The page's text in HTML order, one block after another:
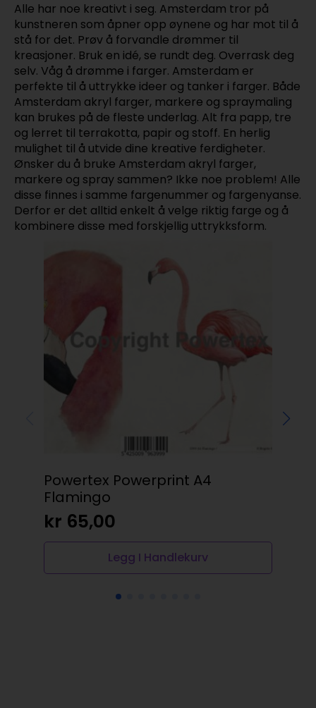
Alle har noe kreativt i seg. Amsterdam tror på
kunstneren som åpner opp øynene og har mot til å
stå for det. Prøv å forvandle drømmer til
kreasjoner. Bruk en idé, se rundt deg. Overrask deg
selv. Våg å drømme i farger. Amsterdam er
perfekte til å uttrykke ideer og tanker i farger. Både
Amsterdam akryl farger, markere og spraymaling
kan brukes på de fleste underlag. Alt fra papp, tre
og lerret til terrakotta, papir og stoff. En herlig
mulighet til å utvide dine kreative ferdigheter.
Ønsker du å bruke Amsterdam akryl farger,
markere og spray sammen? Ikke noe problem! Alle
disse finnes i samme fargenummer og fargenyanse.
Derfor er det alltid enkelt å velge riktig farge og å
kombinere disse med forskjellig uttrykksform.
Powertex Powerprint A4
Flamingo
kr 65,00
Legg I Handlekurv